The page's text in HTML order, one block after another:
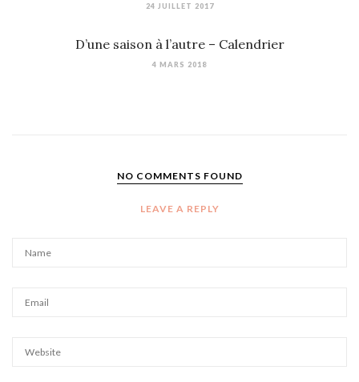
24 JUILLET 2017
D’une saison à l’autre – Calendrier
4 MARS 2018
NO COMMENTS FOUND
LEAVE A REPLY